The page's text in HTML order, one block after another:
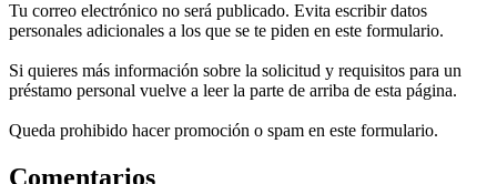
Tu correo electrónico no será publicado. Evita escribir datos
personales adicionales a los que se te piden en este formulario.
Si quieres más información sobre la solicitud y requisitos para un
préstamo personal vuelve a leer la parte de arriba de esta página.
Queda prohibido hacer promoción o spam en este formulario.
Comentarios